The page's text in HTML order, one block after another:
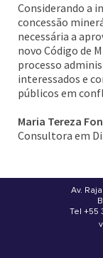
Considerando a
concessão
necessária a
novo Código de
processo
interessados e
públicos em
Maria Tereza
Consultora em
Av.
Tel +55